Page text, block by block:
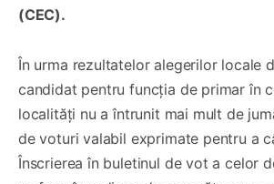
(CEC).
În urma rezultatelor alegerilor locale
candidat pentru funcția de primar în
localități nu a întrunit mai mult de
de voturi valabil exprimate pentru a
Înscrierea în buletinul de vot a celor